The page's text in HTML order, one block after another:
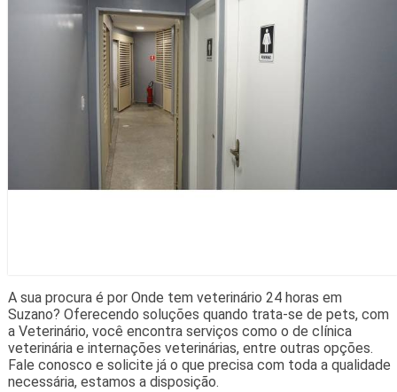
A sua procura é por Onde tem veterinário 24 horas em
Suzano? Oferecendo soluções quando trata-se de pets, com
a Veterinário, você encontra serviços como o de clínica
veterinária e internações veterinárias, entre outras opções.
Fale conosco e solicite já o que precisa com toda a qualidade
necessária, estamos a disposição.